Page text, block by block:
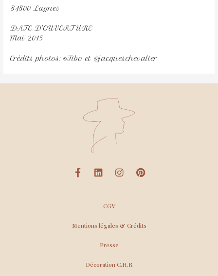
84800 Lagnes
DATE D’OUVERTURE
Mai 2015
Crédits photos: ©Tibo et @jacqueschevalier
CGV
Mentions légales & Crédits
Presse
Décoration C.H.R